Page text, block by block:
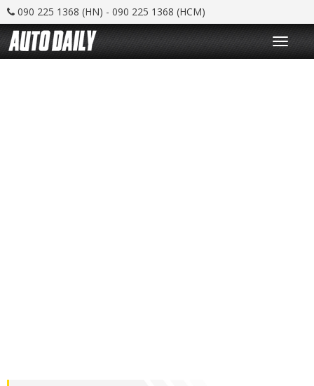
090 225 1368 (HN) - 090 225 1368 (HCM)
T
o
g